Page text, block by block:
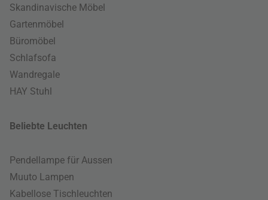
Skandinavische Möbel
Gartenmöbel
Büromöbel
Schlafsofa
Wandregale
HAY Stuhl
Beliebte Leuchten
Pendellampe für Aussen
Muuto Lampen
Kabellose Tischleuchten